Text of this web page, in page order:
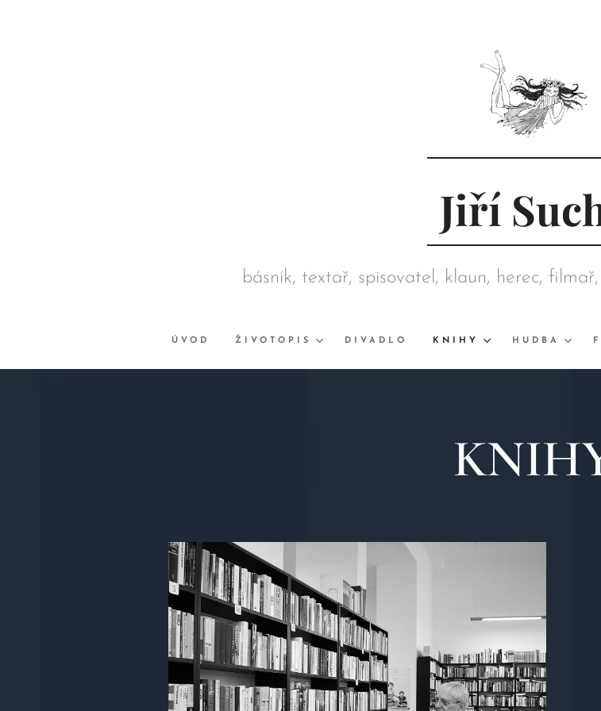
Jiří
básník, textař, spisovatel, klaun, herec,
ÚVOD ŽIVOTOPIS DIVADLO KNIHY HUDBA